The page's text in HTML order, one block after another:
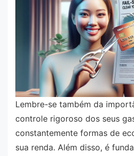
Lembre-se também da
controle rigoroso dos seus
constantemente formas de
sua renda. Além disso, é